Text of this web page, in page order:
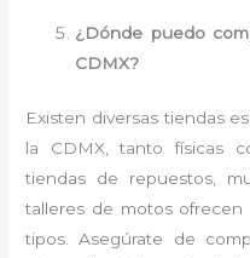
¿Dónde puedo
CDMX?
Existen diversas tiendas
la CDMX, tanto físicas
tiendas de repuestos,
talleres de motos ofrecen
tipos. Asegúrate de